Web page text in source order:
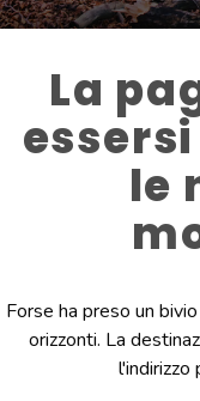
La
le
Forse ha preso un
orizzonti. La
l'indirizzo